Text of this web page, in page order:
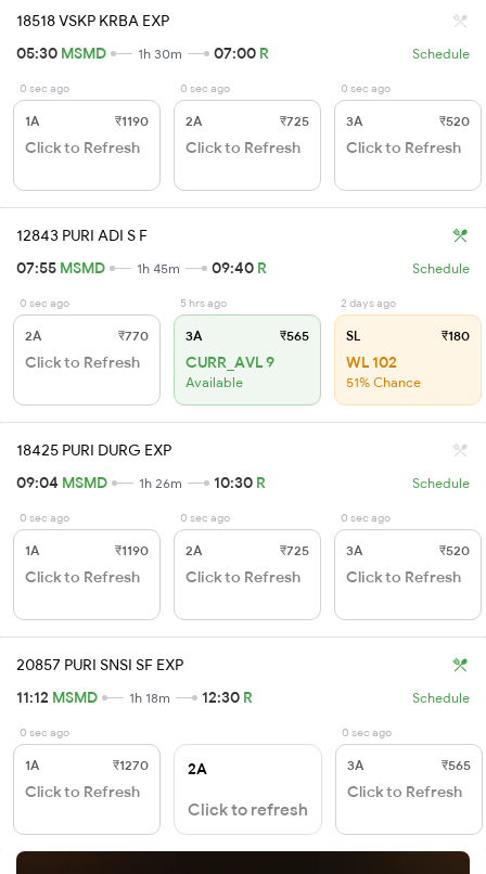
18518 VSKP KRBA EXP
05:30 MSMD 1h 30m 07:00 R Schedule
0 sec ago
1A ₹1190
Click to Refresh
0 sec ago
2A ₹725
Click to Refresh
0 sec ago
3A ₹520
Click to Refresh
12843 PURI ADI S F
07:55 MSMD 1h 45m 09:40 R Schedule
0 sec ago
2A ₹770
Click to Refresh
5 hrs ago
3A ₹565
CURR_AVL 9
Available
2 days ago
SL ₹180
WL 102
51% Chance
18425 PURI DURG EXP
09:04 MSMD 1h 26m 10:30 R Schedule
0 sec ago
1A ₹1190
Click to Refresh
0 sec ago
2A ₹725
Click to Refresh
0 sec ago
3A ₹520
Click to Refresh
20857 PURI SNSI SF EXP
11:12 MSMD 1h 18m 12:30 R Schedule
0 sec ago
1A ₹1270
Click to Refresh
2A
Click to refresh
0 sec ago
3A ₹565
Click to Refresh